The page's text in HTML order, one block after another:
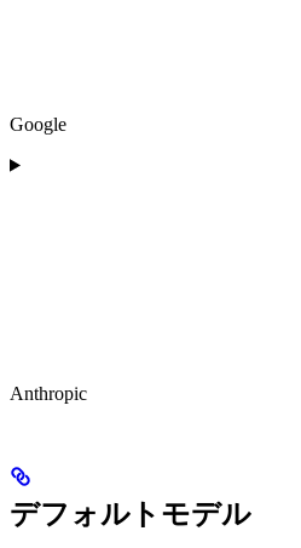
Google
Anthropic
デフォルトモデル